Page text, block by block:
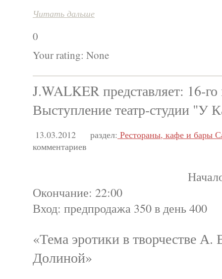
Читать дальше
0
Your rating: None
J.WALKER представляет: 16-го
Выступление театр-студии "У
13.03.2012 раздел: Рестораны, кафе и бары
комментариев
Окончание: 22:00
Вход: предпродажа 350 в день 400
«Тема эротики в творчестве А.
Долиной»